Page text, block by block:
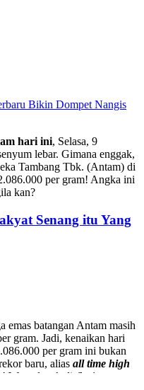
hari ini, Selasa, 9
lebar. Gimana enggak,
Tambang Tbk. (Antam) di
per gram! Angka ini
kan?
Senang itu Yang
emas batangan Antam masih
gram. Jadi, kenaikan hari
per gram ini bukan
baru, alias all time high
Wow, layak di- flexing